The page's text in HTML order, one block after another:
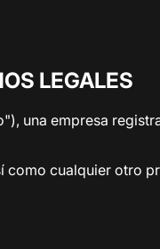
LEGALES
una empresa
cualquier otro